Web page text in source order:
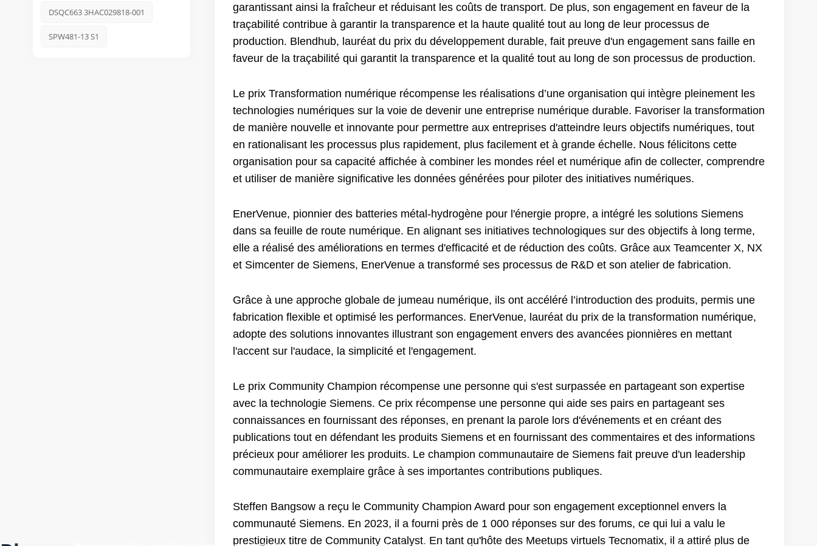
DSQC663 3HAC029818-001
SPW481-13 S1
garantissant ainsi la fraîcheur et réduisant les coûts de transport. De plus, son engagement en faveur de la
traçabilité contribue à garantir la transparence et la haute qualité tout au long de leur processus de
production. Blendhub, lauréat du prix du développement durable, fait preuve d'un engagement sans faille en
faveur de la traçabilité qui garantit la transparence et la qualité tout au long de son processus de production.
Le prix Transformation numérique récompense les réalisations d’une organisation qui intègre pleinement les
technologies numériques sur la voie de devenir une entreprise numérique durable. Favoriser la transformation
de manière nouvelle et innovante pour permettre aux entreprises d'atteindre leurs objectifs numériques, tout
en rationalisant les processus plus rapidement, plus facilement et à grande échelle. Nous félicitons cette
organisation pour sa capacité affichée à combiner les mondes réel et numérique afin de collecter, comprendre
et utiliser de manière significative les données générées pour piloter des initiatives numériques.
EnerVenue, pionnier des batteries métal-hydrogène pour l'énergie propre, a intégré les solutions Siemens
dans sa feuille de route numérique. En alignant ses initiatives technologiques sur des objectifs à long terme,
elle a réalisé des améliorations en termes d'efficacité et de réduction des coûts. Grâce aux Teamcenter X, NX
et Simcenter de Siemens, EnerVenue a transformé ses processus de R&D et son atelier de fabrication.
Grâce à une approche globale de jumeau numérique, ils ont accéléré l’introduction des produits, permis une
fabrication flexible et optimisé les performances. EnerVenue, lauréat du prix de la transformation numérique,
adopte des solutions innovantes illustrant son engagement envers des avancées pionnières en mettant
l'accent sur l'audace, la simplicité et l'engagement.
Le prix Community Champion récompense une personne qui s'est surpassée en partageant son expertise
avec la technologie Siemens. Ce prix récompense une personne qui aide ses pairs en partageant ses
connaissances en fournissant des réponses, en prenant la parole lors d'événements et en créant des
publications tout en défendant les produits Siemens et en fournissant des commentaires et des informations
précieux pour améliorer les produits. Le champion communautaire de Siemens fait preuve d'un leadership
communautaire exemplaire grâce à ses importantes contributions publiques.
Steffen Bangsow a reçu le Community Champion Award pour son engagement exceptionnel envers la
communauté Siemens. En 2023, il a fourni près de 1 000 réponses sur des forums, ce qui lui a valu le
prestigieux titre de Community Catalyst. En tant qu'hôte des Meetups virtuels Tecnomatix, il a attiré plus de